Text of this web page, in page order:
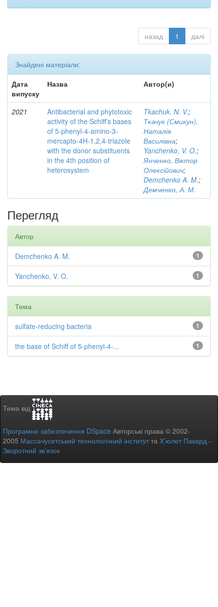
назад 1 далі
Знайдені матеріали:
Дата
випуску
Назва Автор(и)
2021
Antibacterial and phytotoxic
activity of the Schiff’s bases
of 5-phenyl-4-amino-3-
mercapto-4H-1,2,4-triazole
with the donor substituents
in the 4th position of
heterosystem
Tkachuk, N. V.;
Ткачук (Смикун),
Наталія
Василівна;
Yanchenko, V. O.;
Янченко, Віктор
Олексійович;
Demchenko A. M.;
Демченко, А. М.
Перегляд
Автор
1
Demchenko A. M.
1
Yanchenko, V. O.
Тема
1
sulfate-reducing bacteria
1
the base of Schiff of 5-phenyl-4-...
Тема від
Програмне забезпечення DSpace Авторські права © 2002-
2005 Массачусетський технологічний інститутта Х’юлет Пакард -
Зворотний зв’язок